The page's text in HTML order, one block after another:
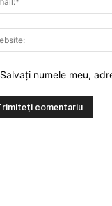
Salvați numele meu,